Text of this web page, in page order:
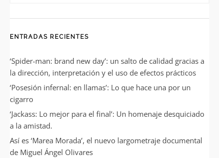
ENTRADAS RECIENTES
‘Spider-man: brand new day’: un salto de calidad gracias a
la dirección, interpretación y el uso de efectos prácticos
‘Posesión infernal: en llamas’: Lo que hace una por un
cigarro
‘Jackass: Lo mejor para el final’: Un homenaje desquiciado
a la amistad.
Así es ‘Marea Morada’, el nuevo largometraje documental
de Miguel Ángel Olivares